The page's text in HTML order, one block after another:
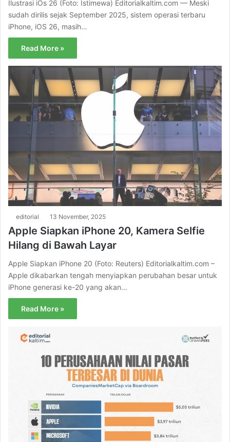
Ilustrasi iOs 26 (Foto: Istimewa) Editorialkaltim.com — Meski
sudah dirilis sejak September 2025, sistem operasi terbaru
iPhone, iOS 26, masih…
Read More »
editorial 13 November, 2025
Apple Siapkan iPhone 20, Kamera Selfie
Hilang di Bawah Layar
Apple Siapkan iPhone 20 (Foto: Reuters) Editorialkaltim.com –
Apple dikabarkan tengah menyiapkan perubahan besar untuk
iPhone generasi ke-20 yang akan…
Read More »